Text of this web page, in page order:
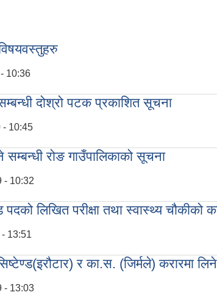
10:36
सम्बन्धी दोश्रो पटक प्रकाशित सूचना
- 10:45
रोङ गाउँपालिकाको सूचना
- 10:32
लिखित परीक्षा तथा स्वास्थ्य चौकीको
13:51
र का.स. (जिर्मले) करारमा
- 13:03